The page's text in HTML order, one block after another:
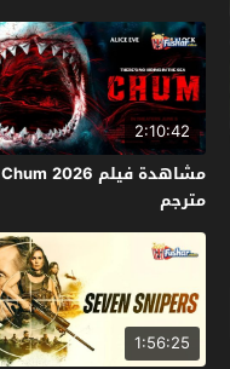
2:10:42
مشاهدة فيلم Chum 2026
مترجم
1:56:25